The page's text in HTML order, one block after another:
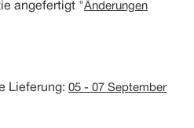
angefertigt "Änderungen
Lieferung: 05 - 07 September